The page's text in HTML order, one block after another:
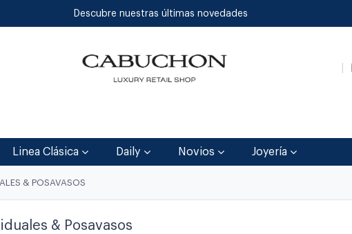
Descubre nuestras últimas novedades
Linea Clásica Daily Novios Joyería
& POSAVASOS
& Posavasos